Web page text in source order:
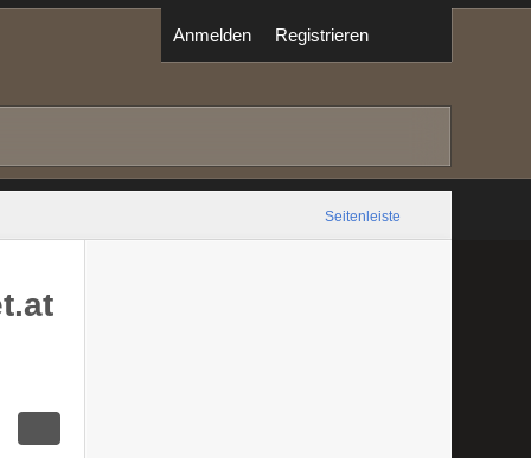
Anmelden Registrieren
Seitenleiste